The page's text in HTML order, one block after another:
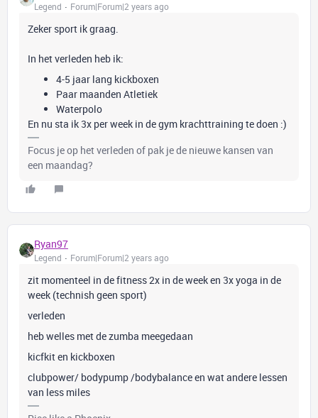
Legend Forum|Forum|2 years ago
Zeker sport ik graag.
In het verleden heb ik:
4-5 jaar lang kickboxen
Paar maanden Atletiek
Waterpolo
En nu sta ik 3x per week in de gym krachttraining te doen :)
Focus je op het verleden of pak je de nieuwe kansen van
een maandag?
Ryan97
Legend Forum|Forum|2 years ago
zit momenteel in de fitness 2x in de week en 3x yoga in de
week (technish geen sport)
verleden
heb welles met de zumba meegedaan
kicfkit en kickboxen
clubpower/ bodypump /bodybalance en wat andere lessen
van less miles